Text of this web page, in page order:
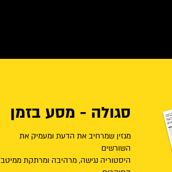
סגולה - מסע בזמן
מגזין שמרחיב את הדעת ומעמיק את
השורשים
היסטוריה נגישה, מרהיבה ומרתקת ממיטב